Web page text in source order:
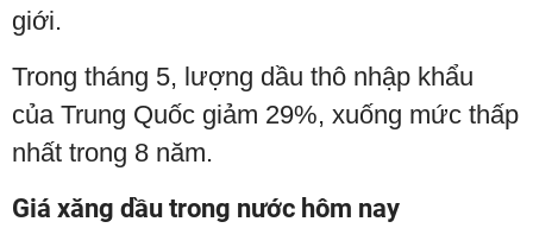
giới.
Trong tháng 5, lượng dầu thô nhập khẩu
của Trung Quốc giảm 29%, xuống mức thấp
nhất trong 8 năm.
Giá xăng dầu trong nước hôm nay